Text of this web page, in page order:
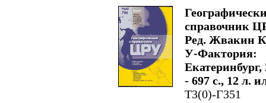
справочник
Ред. Жвакин
У-Фактория:
Екатеринбург,
- 697 с., 12 л.
Т3(0)-Г351